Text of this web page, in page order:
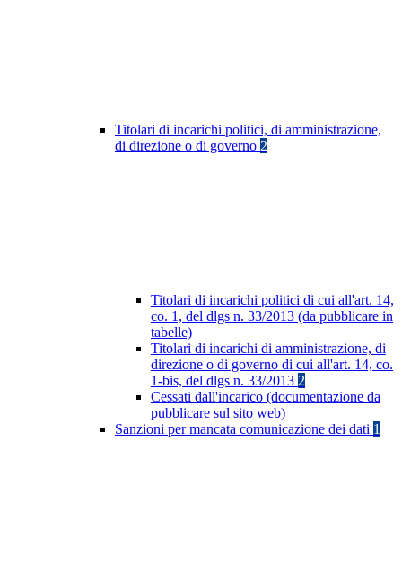
Titolari di incarichi politici, di amministrazione,
di direzione o di governo 2
Titolari di incarichi politici di cui all'art. 14,
co. 1, del dlgs n. 33/2013 (da pubblicare in
tabelle)
Titolari di incarichi di amministrazione, di
direzione o di governo di cui all'art. 14, co.
1-bis, del dlgs n. 33/2013 2
Cessati dall'incarico (documentazione da
pubblicare sul sito web)
Sanzioni per mancata comunicazione dei dati 1